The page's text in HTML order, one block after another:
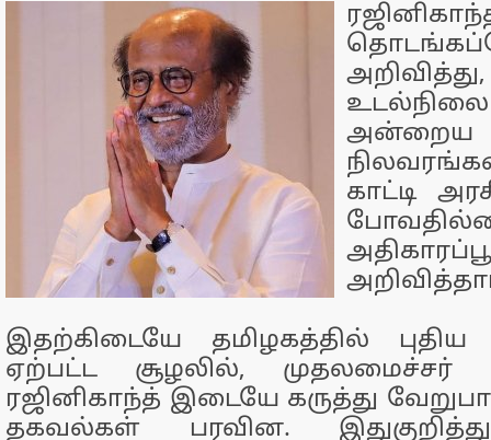
காட்டி
இதற்கிடையே தமிழகத்தில்
ஏற்பட்ட சூழலில், முதலமைச்சர்
ரஜினிகாந்த் இடையே கருத்து
தகவல்கள் பரவின.